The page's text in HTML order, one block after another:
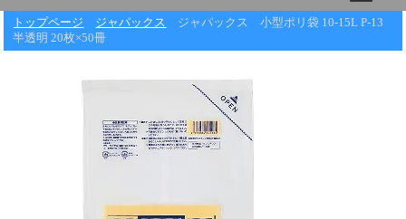
トップページ ジャパックス
ジャパックス 小型ポリ袋 10-15L P-13
半透明 20枚×50冊